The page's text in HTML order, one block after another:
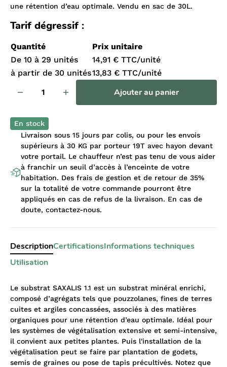
une rétention d’eau optimale. Vendu en sac de 30L.
Tarif dégressif :
Quantité
Prix unitaire
De 10 à 29 unités
14,91 € TTC/unité
à partir de 30 unités13,83 € TTC/unité
Ajouter au panier
En stock
Livraison sous 15 jours par colis, ou pour les envois
supérieurs à 30 KG par porteur 19T avec hayon devant
votre portail. Le chauffeur n’est pas tenu de vous aider
à franchir un seuil d’accès à l’enceinte de votre
habitation. Des frais de gestion et de retour de 35%
sur la totalité de votre commande pourront être
appliqués en cas de refus de la livraison. En cas de
doute, contactez-nous.
DescriptionCertificationsInformations techniques
Utilisation
Le substrat SAXALIS 1.1 est un substrat minéral enrichi,
composé d’agrégats tels que pouzzolanes, fines de terres
cuites et argiles concassées, associés à des matières
organiques pour une rétention d’eau optimale. Idéal pour
les systèmes de végétalisation extensive et semi-intensive,
il convient aux petites plantes. Puis l'installation de la
végétalisation peut se faire par plantation de godets,
semis de graines ou pose de tapis précultivés. Notez que